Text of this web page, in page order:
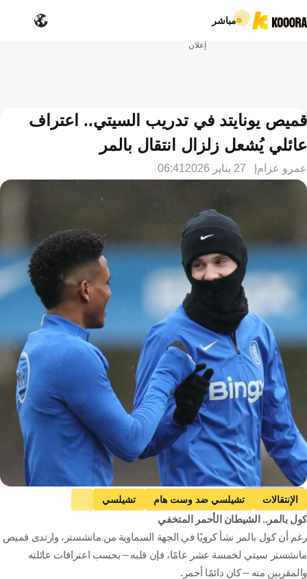
مباشر
إعلان
قميص يونايتد في تدريب السيتي.. اعتراف
عائلي يُشعل زلزال انتقال بالمر
عمرو عزام 27 يناير 2026 06:41
Getty Images
الإنتقالات تشيلسي ضد وست هام
تشيلسي
وست هام
الدوري الإنجليزي الممتاز
مانشستر يونايتد ضد فولهام
مانشستر يونايتد
فولهام
كول بالمر
كرة قدم
كول بالمر.. الشيطان الأحمر المتخفي
رغم أن كول بالمر نشأ كرويًا في الجهة السماوية من مانشستر، وارتدى قميص
مانشستر سيتي لخمسة عشر عامًا، فإن قلبه – بحسب اعترافات عائلته
والمقربين منه – كان دائمًا أحمر.